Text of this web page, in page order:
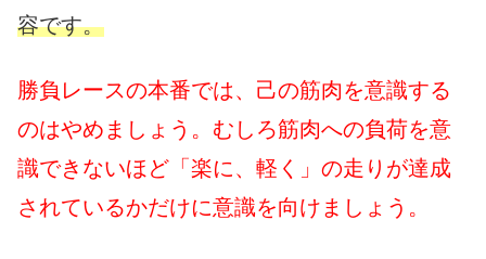
容です。
勝負レースの本番では、己の筋肉を意識する
のはやめましょう。 むしろ筋肉への負荷を意
識できないほど「楽に、軽く」の走りが達成
されているかだけに意識を向けましょう。